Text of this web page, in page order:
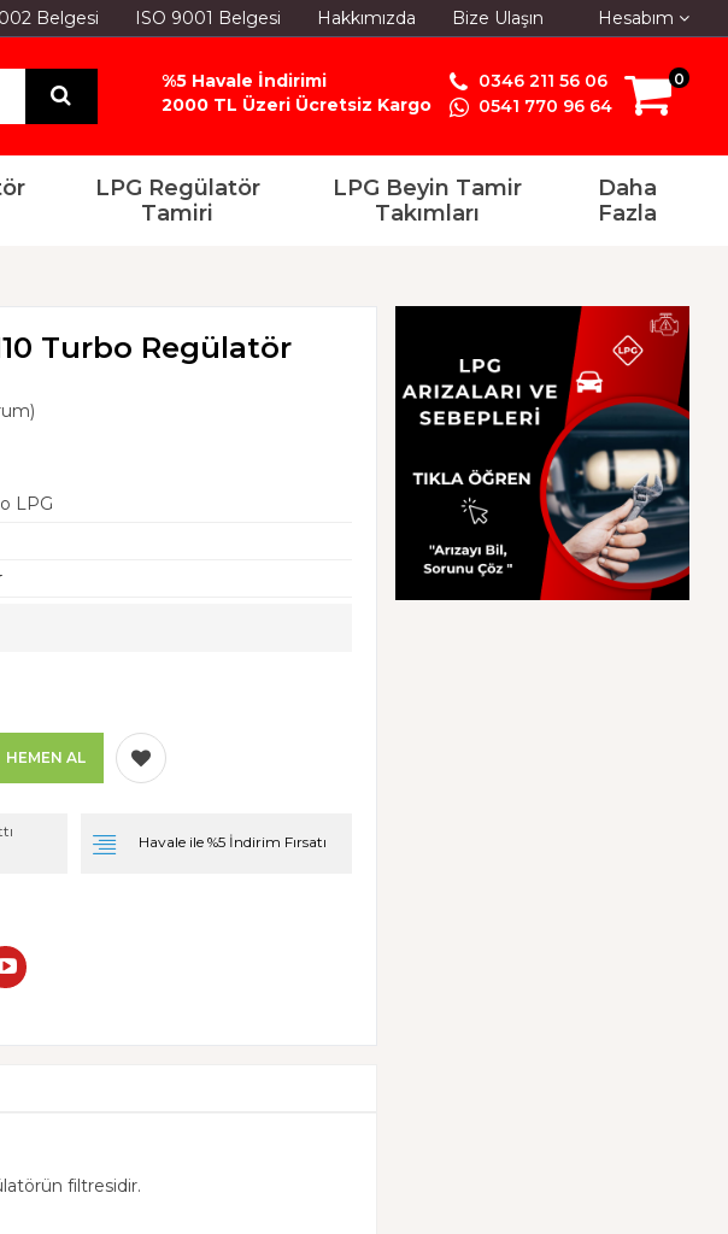
Belgesi ISO 9001 Belgesi Hakkımızda Bize Ulaşın Hesabım
%5 Havale İndirimi
2000 TL Üzeri Ücretsiz Kargo
0346 211 56 06
0541 770 96 64
0
LPG Regülatör
Tamiri
LPG Beyin Tamir
Takımları
Daha
Fazla
Turbo Regülatör
LPG
HEMEN AL
Havale ile %5 İndirim Fırsatı
filtresidir.